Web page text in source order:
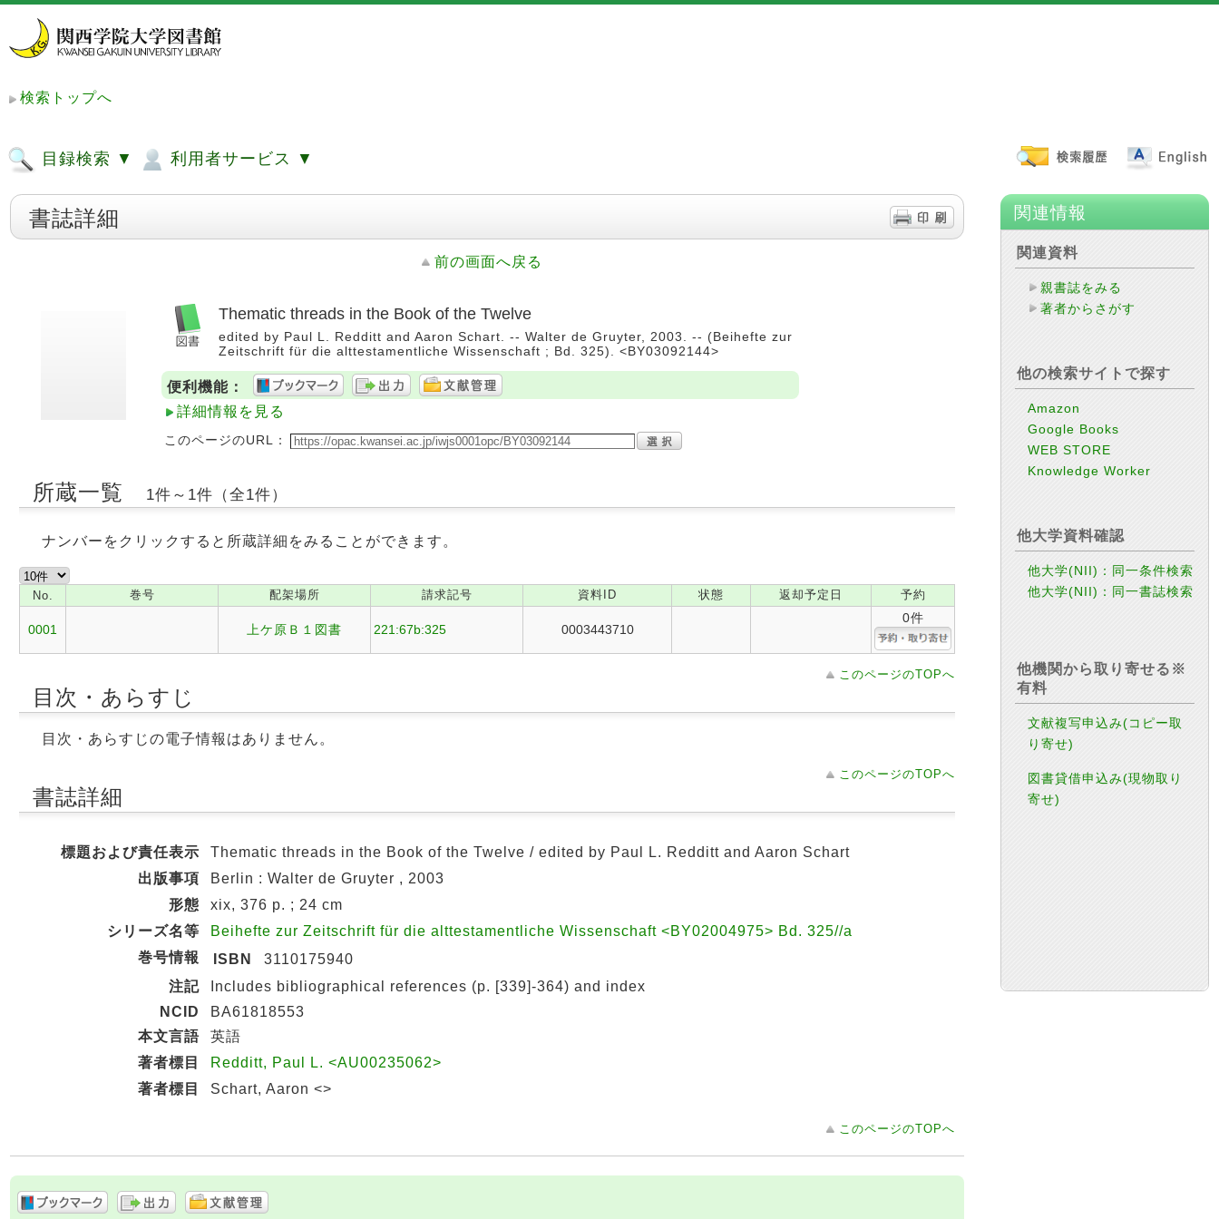
検索トップへ
目録検索 ▼ 利用者サービス ▼
書誌詳細
前の画面へ戻る
Thematic threads in the Book of the Twelve
edited by Paul L. Redditt and Aaron Schart. -- Walter de Gruyter, 2003. -- (Beihefte zur
Zeitschrift für die alttestamentliche Wissenschaft ; Bd. 325). <BY03092144>
便利機能：
詳細情報を見る
このページのURL：
所蔵一覧 1件～1件（全1件）
ナンバーをクリックすると所蔵詳細をみることができます。
No. 巻号 配架場所 請求記号 資料ID 状態 返却予定日 予約
0001 上ケ原Ｂ１図書 221:67b:325 0003443710
0件
このページのTOPへ
目次・あらすじ
目次・あらすじの電子情報はありません。
このページのTOPへ
書誌詳細
標題および責任表示
Thematic threads in the Book of the Twelve / edited by Paul L. Redditt and Aaron Schart
出版事項
Berlin : Walter de Gruyter , 2003
形態
xix, 376 p. ; 24 cm
シリーズ名等
Beihefte zur Zeitschrift für die alttestamentliche Wissenschaft <BY02004975> Bd. 325//a
巻号情報
ISBN
3110175940
注記
Includes bibliographical references (p. [339]-364) and index
NCID
BA61818553
本文言語
英語
著者標目
Redditt, Paul L. <AU00235062>
著者標目
Schart, Aaron <>
このページのTOPへ
関連情報
関連資料
親書誌をみる
著者からさがす
他の検索サイトで探す
Amazon
Google Books
WEB STORE
Knowledge Worker
他大学資料確認
他大学(NII)：同一条件検索
他大学(NII)：同一書誌検索
他機関から取り寄せる※
有料
文献複写申込み(コピー取
り寄せ)
図書貸借申込み(現物取り
寄せ)